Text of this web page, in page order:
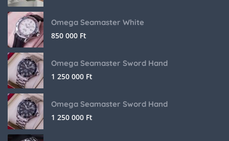
Omega Seamaster White
850 000 Ft
Omega Seamaster Sword Hand
1 250 000 Ft
Omega Seamaster Sword Hand
1 250 000 Ft